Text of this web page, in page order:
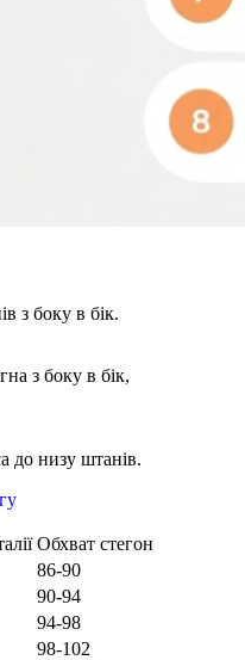
з боку в бік.
з боку в бік,
до низу штанів.
Обхват стегон
86-90
90-94
94-98
98-102